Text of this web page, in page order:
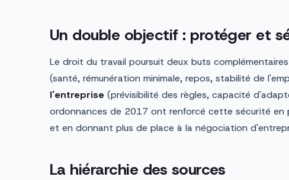
Un double objectif : protéger et
Le droit du travail poursuit deux buts
(santé, rémunération minimale, repos, stabilité de
l'entreprise (prévisibilité des règles, capacité
ordonnances de 2017 ont renforcé cette sécurité en
et en donnant plus de place à la négociation
La hiérarchie des sources